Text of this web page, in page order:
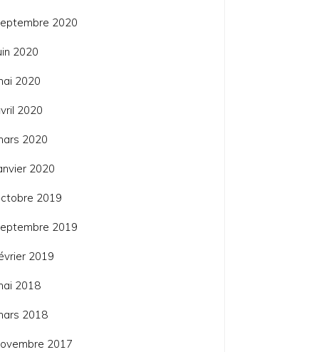
2020
2020
2020
2020
2020
2020
2019
2019
2019
2018
2018
2017